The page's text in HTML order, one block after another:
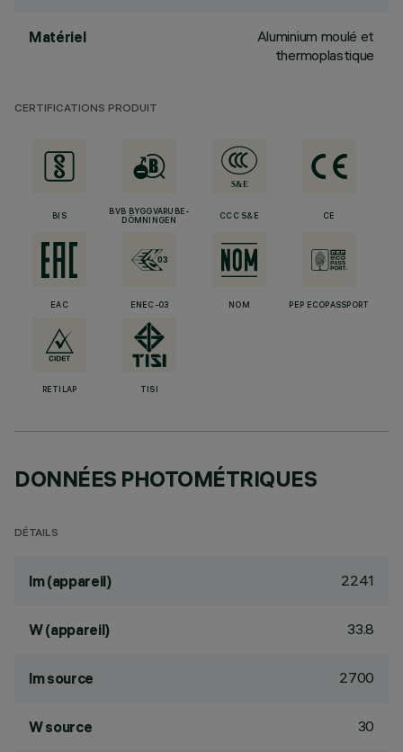
Matériel
Aluminium moulé et
thermoplastique
CERTIFICATIONS PRODUIT
BIS
BVB BYGGVARUBE-
DÖMNINGEN
CCC S&E CE
EAC ENEC-03 NOM PEP ECOPASSPORT
RETILAP TISI
DONNÉES PHOTOMÉTRIQUES
DÉTAILS
lm (appareil) 2241
W (appareil) 33.8
lm source 2700
W source 30